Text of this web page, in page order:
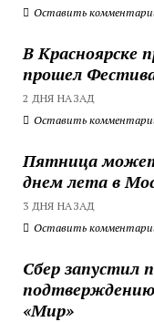
Оставить
В Красноярске
прошел
2 ДНЯ НАЗАД
Оставить
Пятница
днем лета в
3 ДНЯ НАЗАД
Оставить
Сбер запустил
«Мир»